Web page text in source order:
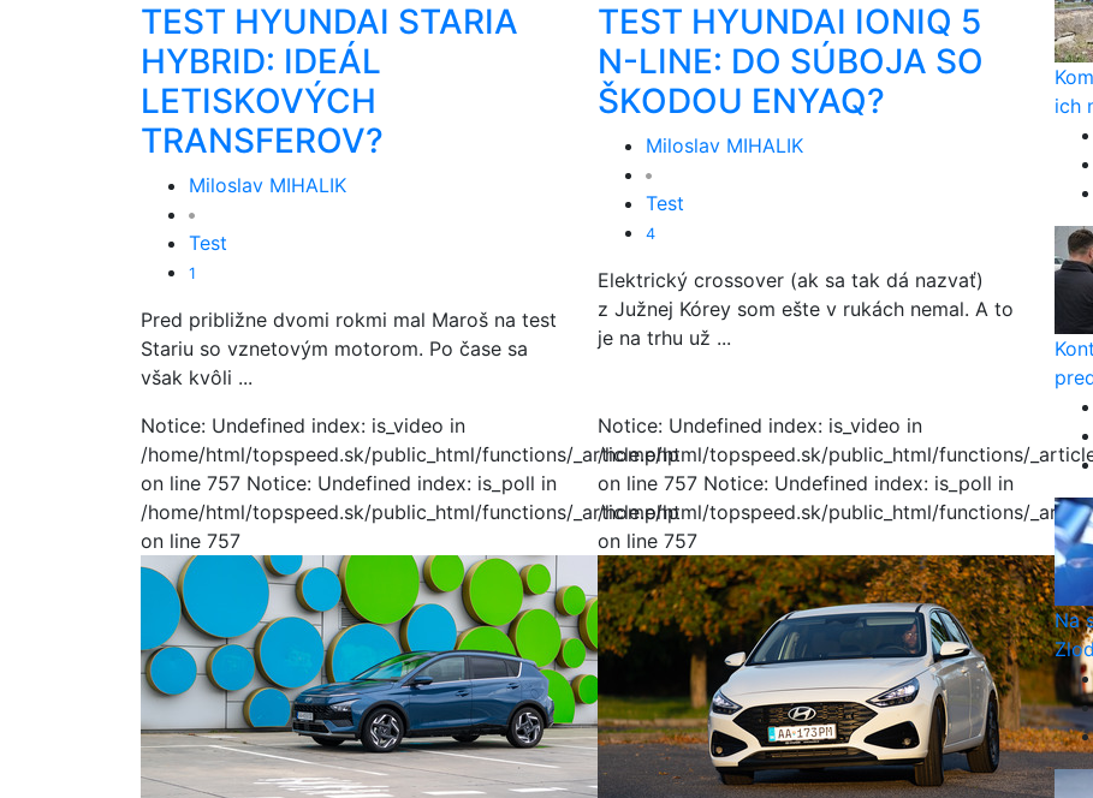
TEST HYUNDAI STARIA
HYBRID: IDEÁL
LETISKOVÝCH
TRANSFEROV?
Miloslav MIHALIK
Test
1
Pred približne dvomi rokmi mal Maroš na test
Stariu so vznetovým motorom. Po čase sa
však kvôli ...
TEST HYUNDAI IONIQ 5
N-LINE: DO SÚBOJA SO
ŠKODOU ENYAQ?
Miloslav MIHALIK
Test
4
Elektrický crossover (ak sa tak dá nazvať)
z Južnej Kórey som ešte v rukách nemal. A to
je na trhu už ...
Notice: Undefined index: is_video in
/home/html/topspeed.sk/public_html/functions/_article.php
on line 757 Notice: Undefined index: is_poll in
/home/html/topspeed.sk/public_html/functions/_article.php
on line 757
Notice: Undefined index: is_video in
/home/html/topspeed.sk/public_html/functions/
on line 757 Notice: Undefined index: is_poll in
/home/html/topspeed.sk/public_html/functions/
on line 757
ich
Na